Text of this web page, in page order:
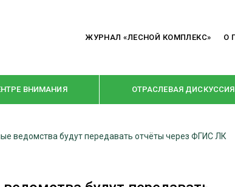
ЖУРНАЛ «ЛЕСНОЙ КОМПЛЕКС» О
ВНИМАНИЯ ОТРАСЛЕВАЯ ДИСКУССИЯ
РУБРИКИ
ведомства будут передавать отчёты через ФГИС ЛК